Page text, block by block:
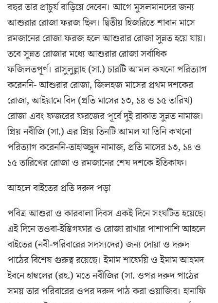
বছর তার প্রাচুর্য বাড়িয়ে দেবেন। আগে মুসলমানদের জন্য
আশুরার রোজা ফরজ ছিল। দ্বিতীয় হিজরিতে শাবান মাসে
রমজানের রোজা ফরজ হলে আশুরার রোজা সুন্নত হয়ে যায়।
তবে সুন্নত রোজার মধ্যে আশুরার রোজা সর্বাধিক
ফজিলতপূর্ণ। রাসুলুল্লাহ (সা.) চারটি আমল কখনো পরিত্যাগ
করেননি- আশুরার রোজা, জিলহজ মাসের প্রথম দশকের
রোজা, আইয়ামে বিদ (প্রতি মাসের ১৩, ১৪ ও ১৫ তারিখ)
রোজা এবং ফজরের ফরজের পূর্বে দুই রাকাত সুন্নত নামাজ।
প্রিয় নবীজি (সা.) এর প্রিয় তিনটি আমল যা তিনি কখনো
পরিত্যাগ করেননি-তাহাজ্জুদ নামাজ, প্রতি মাসের ১৩, ১৪ ও
১৫ তারিখের রোজা ও রমজানের শেষ দশকে ইতিকাফ।
আহলে বাইতের প্রতি দরুদ পড়া
পবিত্র আশুরা ও কারবালা দিবস একই দিনে সংঘটিত হয়েছে।
এই দিনে তওবা-ইস্তিগফার ও রোজা রাখার পাশাপাশি আহলে
বাইতের (নবী-পরিবারের সদস্যদের) জন্য দোয়া ও দরুদ
পাঠের বিশেষ গুরুত্ব রয়েছে। ইমাম শাফেয়ি ও ইমাম আহমদ
ইবনে হাম্বলের (রহ.) মতে নবীজির (সা. ওপর দরুদ পাঠের
সময় তার পরিবারের ওপর দরুদ পাঠ করা ওয়াজিব। হানাফি